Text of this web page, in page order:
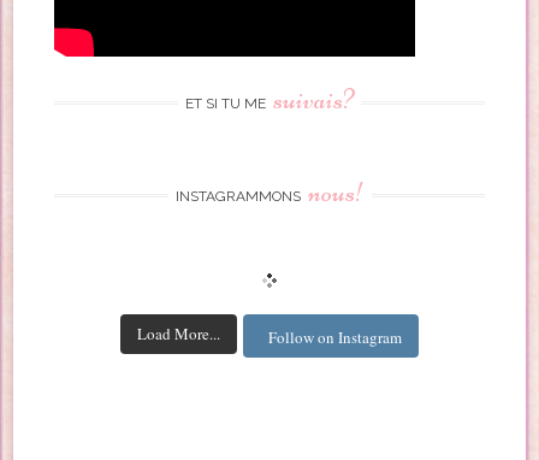
ET SI TU ME suivais?
INSTAGRAMMONS nous!
Load More... Follow on Instagram